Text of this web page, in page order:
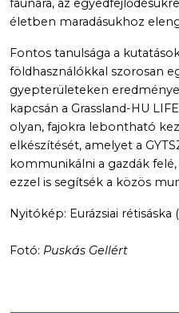
faunára, az
életben maradásukhoz
Fontos tanulsága a
földhasználókkal szorosan
gyepterületeken
kapcsán a Grassland-HU
olyan, fajokra lebontható
elkészítését, amelyet a
kommunikálni a gazdák
ezzel is segítsék a közös
Nyitókép: Eurázsiai rétisáska (
Fotó: Puskás Gellért